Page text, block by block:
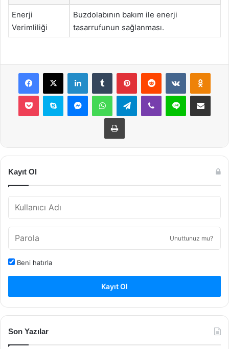
Enerji
Verimliliği
Buzdolabının bakım ile enerji
tasarrufunun sağlanması.
Facebook
X LinkedInTumblr PinterestReddit VKontakte
Pocket Skype MessengerWhatsAppTelegramViber Line E-Posta ile
Yazdır
Kayıt Ol
Unuttunuz mu?
Beni hatırla
Kayıt Ol
Son Yazılar